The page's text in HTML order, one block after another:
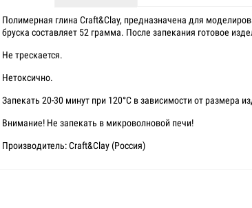
Полимерная глина Craft&Clay, предназначена для
бруска составляет 52 грамма. После запекания готовое
Не трескается.
Нетоксично.
Запекать 20-30 минут при 120°C в зависимости от размера
Внимание! Не запекать в микроволновой печи!
Производитель: Craft&Clay (Россия)